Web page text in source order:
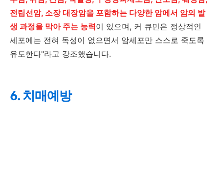
전립선암, 소장 대장암을 포함하는 다양한 암에서 암의 발
생 과정을 막아 주는 능력이 있으며, 커 큐민은 정상적인
세포에는 전혀 독성이 없으면서 암세포만 스스로 죽도록
유도한다"라고 강조했습니다.
6. 치매예방